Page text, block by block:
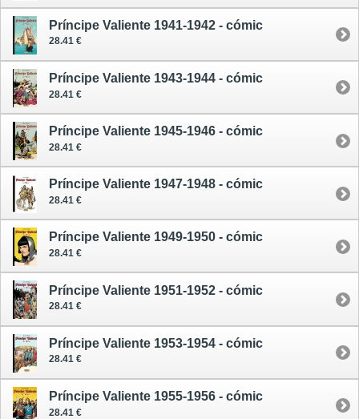
Príncipe Valiente 1941-1942 - cómic
28.41 €
Príncipe Valiente 1943-1944 - cómic
28.41 €
Príncipe Valiente 1945-1946 - cómic
28.41 €
Príncipe Valiente 1947-1948 - cómic
28.41 €
Príncipe Valiente 1949-1950 - cómic
28.41 €
Príncipe Valiente 1951-1952 - cómic
28.41 €
Príncipe Valiente 1953-1954 - cómic
28.41 €
Príncipe Valiente 1955-1956 - cómic
28.41 €